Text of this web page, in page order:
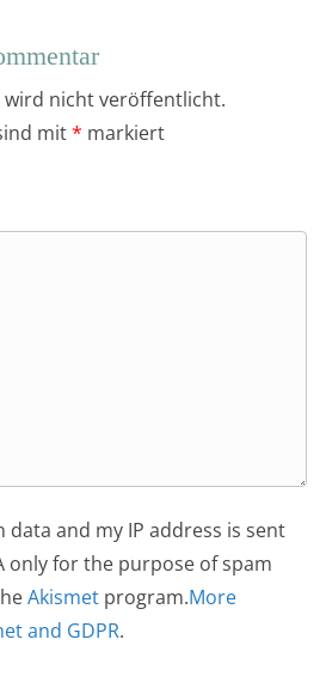
wird nicht veröffentlicht.
mit* markiert
data and my IP address is sent
only for the purpose of spam
Akismet program.More
and GDPR.